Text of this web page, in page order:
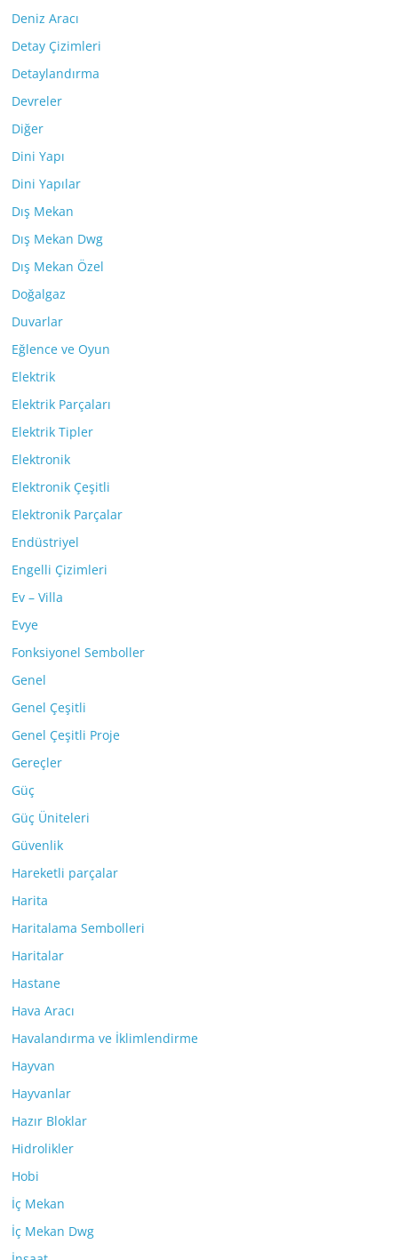
Deniz Aracı
Detay Çizimleri
Detaylandırma
Devreler
Diğer
Dini Yapı
Dini Yapılar
Dış Mekan
Dış Mekan Dwg
Dış Mekan Özel
Doğalgaz
Duvarlar
Eğlence ve Oyun
Elektrik
Elektrik Parçaları
Elektrik Tipler
Elektronik
Elektronik Çeşitli
Elektronik Parçalar
Endüstriyel
Engelli Çizimleri
Ev – Villa
Evye
Fonksiyonel Semboller
Genel
Genel Çeşitli
Genel Çeşitli Proje
Gereçler
Güç
Güç Üniteleri
Güvenlik
Hareketli parçalar
Harita
Haritalama Sembolleri
Haritalar
Hastane
Hava Aracı
Havalandırma ve İklimlendirme
Hayvan
Hayvanlar
Hazır Bloklar
Hidrolikler
Hobi
İç Mekan
İç Mekan Dwg